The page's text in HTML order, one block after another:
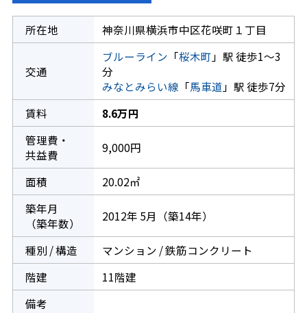
所在地 神奈川県横浜市中区花咲町１丁目
交通
ブルーライン 「桜木町 」駅 徒歩1～3
分
みなとみらい線 「馬車道 」駅 徒歩7分
賃料
8.6万円
管理費・
共益費
9,000円
面積
20.02㎡
築年月
（築年数）
2012年 5月（築14年）
種別 / 構造
マンション / 鉄筋コンクリート
階建
11階建
備考